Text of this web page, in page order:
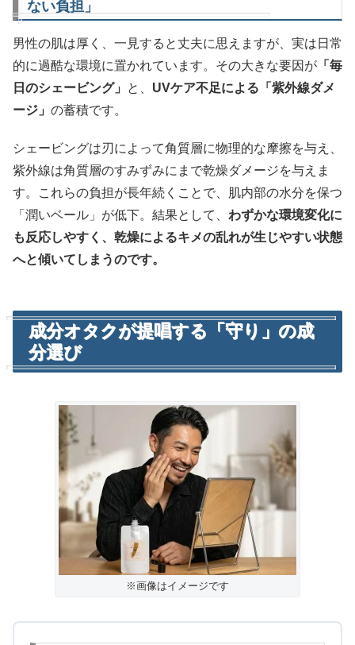
ない負担」
男性の肌は厚く、一見すると丈夫に思えますが、実は日常
的に過酷な環境に置かれています。その大きな要因が 「毎
日のシェービング」 と、 UVケア不足による「紫外線ダメ
ージ」 の蓄積です。
シェービングは刃によって角質層に物理的な摩擦を与え、
紫外線は角質層のすみずみにまで乾燥ダメージを与えま
す。これらの負担が長年続くことで、肌内部の水分を保つ
「潤いベール」が低下。結果として、 わずかな環境変化に
も反応しやすく、乾燥によるキメの乱れが生じやすい状態
へと傾いてしまうのです。
成分オタクが提唱する「守り」の成
分選び
※画像はイメージです